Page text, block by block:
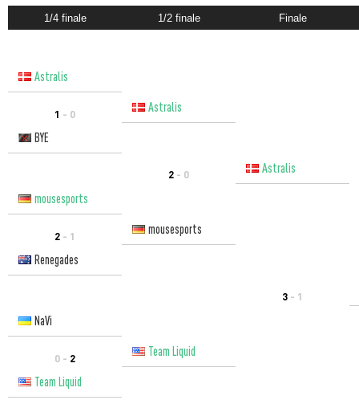
1/4 finale 1/2 finale Finale
Astralis
1 - 0
Astralis
BYE
2 - 0
Astralis
mousesports
2 - 1
mousesports
Renegades
3 - 1
NaVi
0 - 2
Team Liquid
Team Liquid